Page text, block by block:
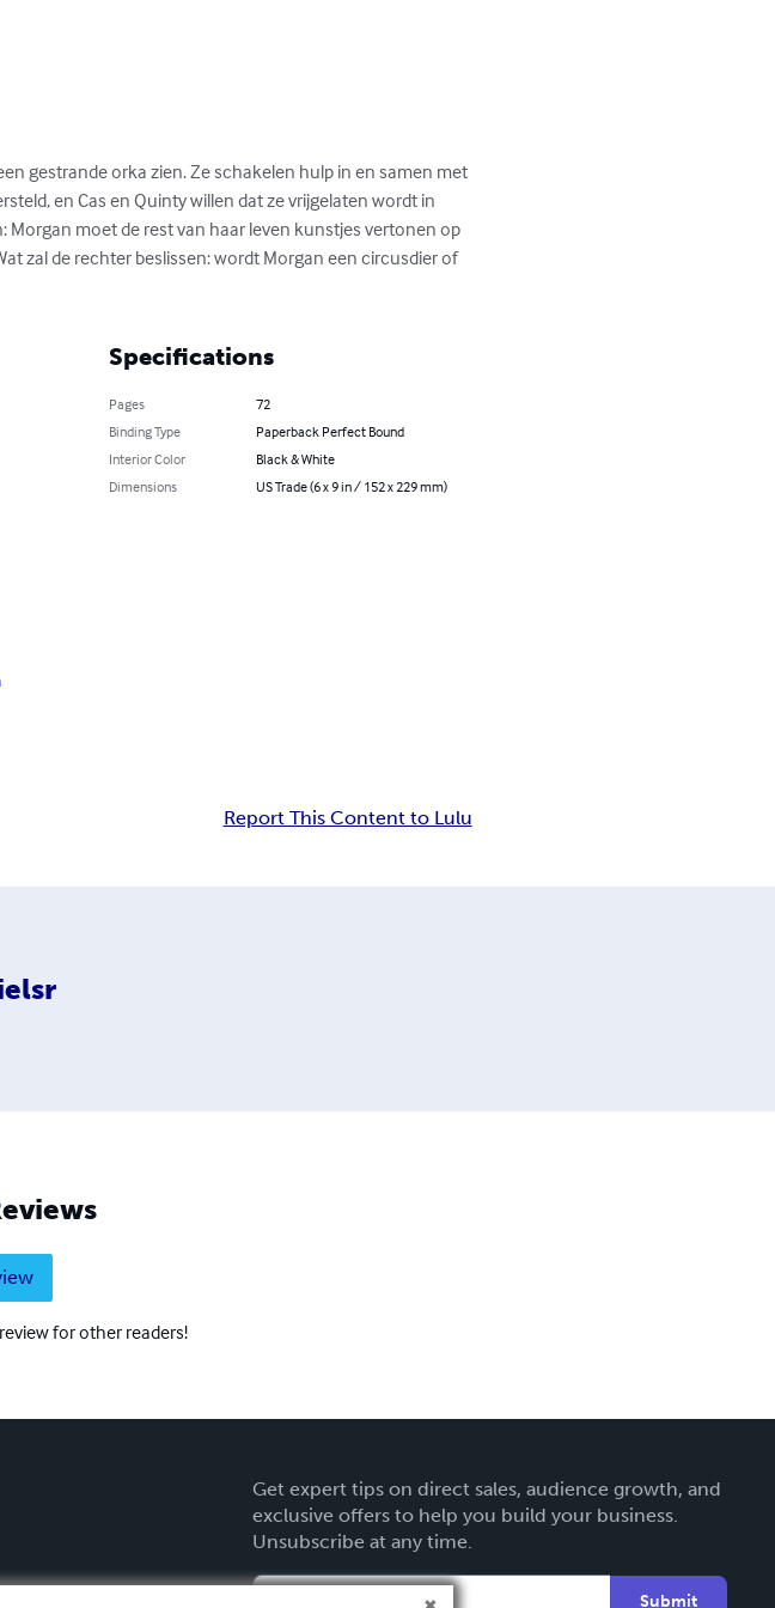
gestrande orka zien. Ze schakelen hulp in en samen met
en Cas en Quinty willen dat ze vrijgelaten wordt in
Morgan moet de rest van haar leven kunstjes vertonen op
zal de rechter beslissen: wordt Morgan een circusdier of
Specifications
Pages
72
Binding Type
Paperback Perfect Bound
Interior Color
Black & White
Dimensions
US Trade (6 x 9 in / 152 x 229 mm)
Report This Content to Lulu
for other readers!
Get expert tips on direct sales, audience growth, and
exclusive offers to help you build your business.
Unsubscribe at any time.
Submit